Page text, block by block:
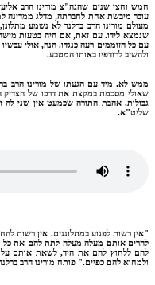
וחצי שנים שהגה"צ מורינו הרב אליעזר
מיבשת אחת לחברתה, מדלג ממדינה
מורינו הרב ברלנד לא נשמע מתלונן,
לידו. עם זאת, אם היה בטעות
הזוממים רעה כנגדו. הנה, אולי עכשיו
לרודפיו באותו המטבע.
לא. מיד עם הגעתו של מורינו הרב
מסכמת במקצת את דרכו של הצדיק
אהבת התורה שכמעט אין שני לה
רשות לפגוע במתלוננים. אין רשות
אותם מעלה מעלה לתת להם את כל
ללחוץ להם את היד, לשאת אותם על
להם כפיים." פותח מורינו הרב ברלנד